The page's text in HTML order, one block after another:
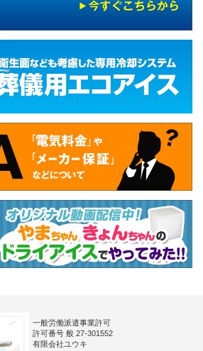
一般労働派遣事業許可
許可番号 般 27-301552
有限会社ユウキ